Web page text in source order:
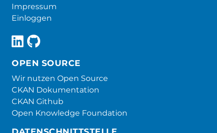
Impressum
Einloggen
OPEN SOURCE
Wir nutzen Open Source
CKAN Dokumentation
CKAN Github
Open Knowledge Foundation